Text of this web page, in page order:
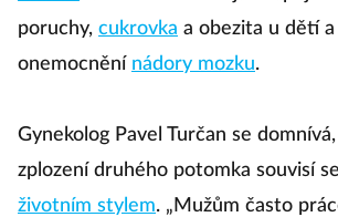
poruchy, cukrovka a obezita u dětí
onemocnění nádory mozku.
Gynekolog Pavel Turčan se
zplození druhého potomka souvisí
životním stylem. „Mužům často